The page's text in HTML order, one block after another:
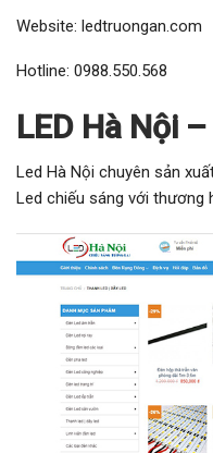
Website: ledtruongan.com
Hotline: 0988.550.568
LED Hà Nội
Led Hà Nội chuyên sản
Led chiếu sáng với thương